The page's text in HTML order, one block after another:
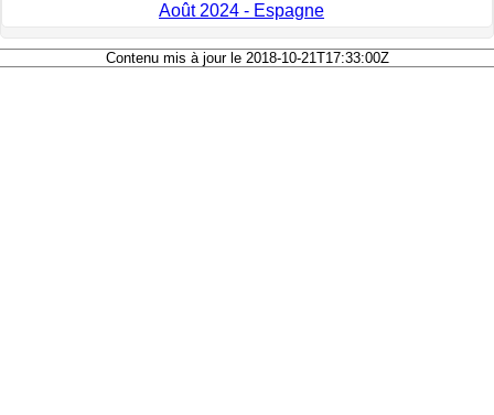
Août 2024 - Espagne
Contenu mis à jour le 2018-10-21T17:33:00Z